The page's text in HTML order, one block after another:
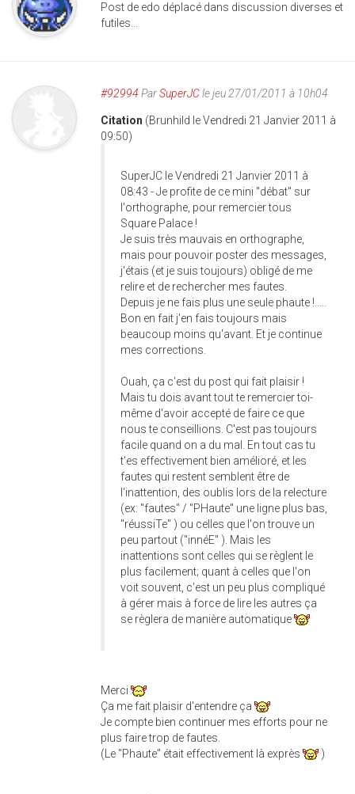
Post de edo déplacé dans discussion diverses et
futiles...
#92994 ParSuperJCle jeu 27/01/2011 à 10h04
Citation (Brunhild le Vendredi 21 Janvier 2011 à
09:50)
SuperJC le Vendredi 21 Janvier 2011 à
08:43 - Je profite de ce mini "débat" sur
l'orthographe, pour remercier tous
Square Palace !
Je suis très mauvais en orthographe,
mais pour pouvoir poster des messages,
j'étais (et je suis toujours) obligé de me
relire et de rechercher mes fautes.
Depuis je ne fais plus une seule phaute !.....
Bon en fait j'en fais toujours mais
beaucoup moins qu'avant. Et je continue
mes corrections.
Ouah, ça c'est du post qui fait plaisir !
Mais tu dois avant tout te remercier toi-
même d'avoir accepté de faire ce que
nous te conseillions. C'est pas toujours
facile quand on a du mal. En tout cas tu
t'es effectivement bien amélioré, et les
fautes qui restent semblent être de
l'inattention, des oublis lors de la relecture
(ex: "fautes" / "PHaute" une ligne plus bas,
"réussiTe" ) ou celles que l'on trouve un
peu partout ("innéE" ). Mais les
inattentions sont celles qui se règlent le
plus facilement; quant à celles que l'on
voit souvent, c'est un peu plus compliqué
à gérer mais à force de lire les autres ça
se règlera de manière automatique
Merci
Ça me fait plaisir d'entendre ça
Je compte bien continuer mes efforts pour ne
plus faire trop de fautes.
(Le "Phaute" était effectivement là exprès
)